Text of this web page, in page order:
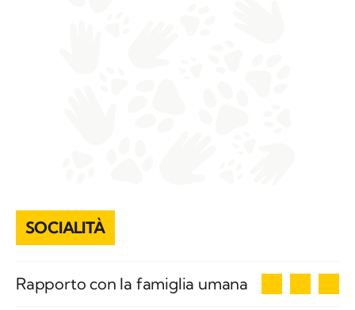
SOCIALITÀ
Rapporto con la famiglia umana